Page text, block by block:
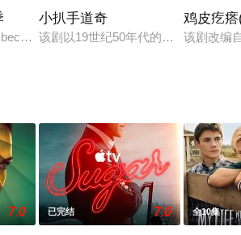
an arena of brutal murder. The invest
小扒手道奇
该剧以19世纪50年代的澳大利亚为
鸡皮疙
该剧改编
7.0 已完结 7.0 全10集